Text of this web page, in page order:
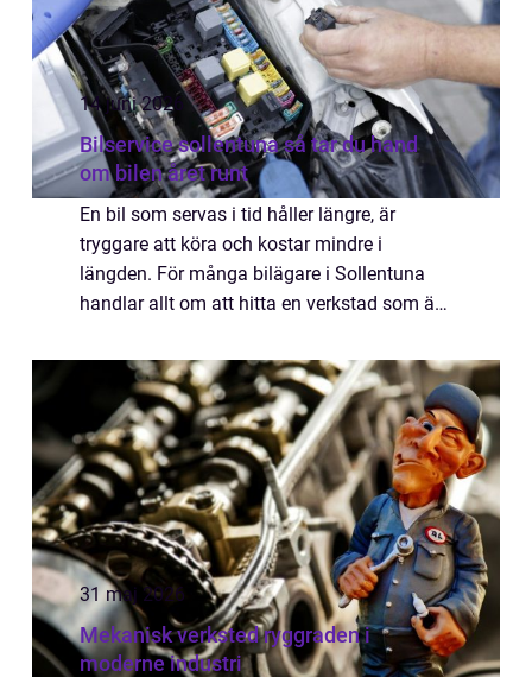
14 juni 2026
Bilservice sollentuna så tar du hand
om bilen året runt
En bil som servas i tid håller längre, är
tryggare att köra och kostar mindre i
längden. För många bilägare i Sollentuna
handlar allt om att hitta en verkstad som är
med. Här får du en genomgång av vad
Bilser...
31 maj 2026
Mekanisk verksted ryggraden i
moderne industri